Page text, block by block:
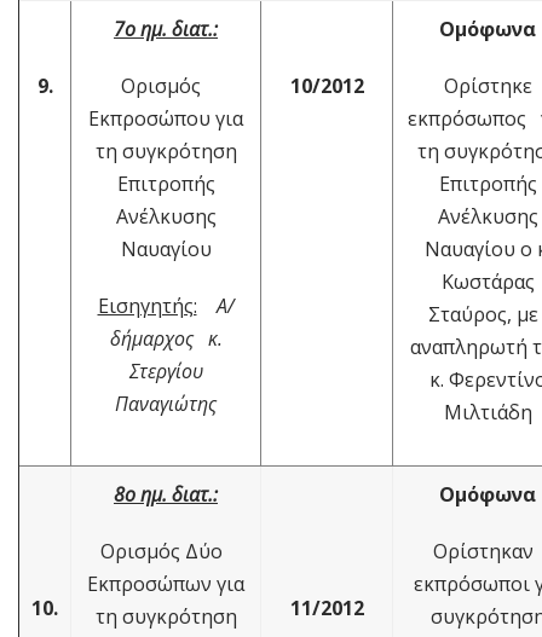
9.
7ο ημ. διατ.:
Ορισμός
Εκπροσώπου για
τη συγκρότηση
Επιτροπής
Ανέλκυσης
Ναυαγίου
Εισηγητής:
Α/
δήμαρχος κ.
Στεργίου
Παναγιώτης
10/2012
Ομόφωνα
Ορίστηκε
εκπρόσωπος
τη
Επιτροπής
Ανέλκυσης
Ναυαγίου ο
Κωστάρας
Σταύρος,
αναπληρωτή
κ.
Μιλτιάδη
10.
8ο ημ. διατ.:
Ορισμός Δύο
Εκπροσώπων για
τη συγκρότηση
11/2012
Ομόφωνα
Ορίστηκαν
εκπρόσωποι